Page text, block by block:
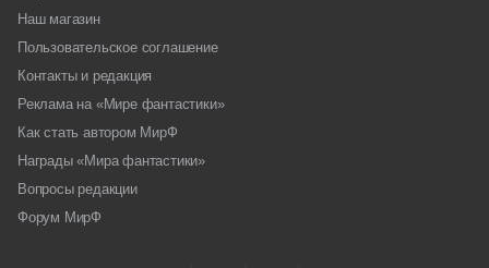
Наш магазин
Пользовательское соглашение
Контакты и редакция
Реклама на «Мире фантастики»
Как стать автором МирФ
Награды «Мира фантастики»
Вопросы редакции
Форум МирФ